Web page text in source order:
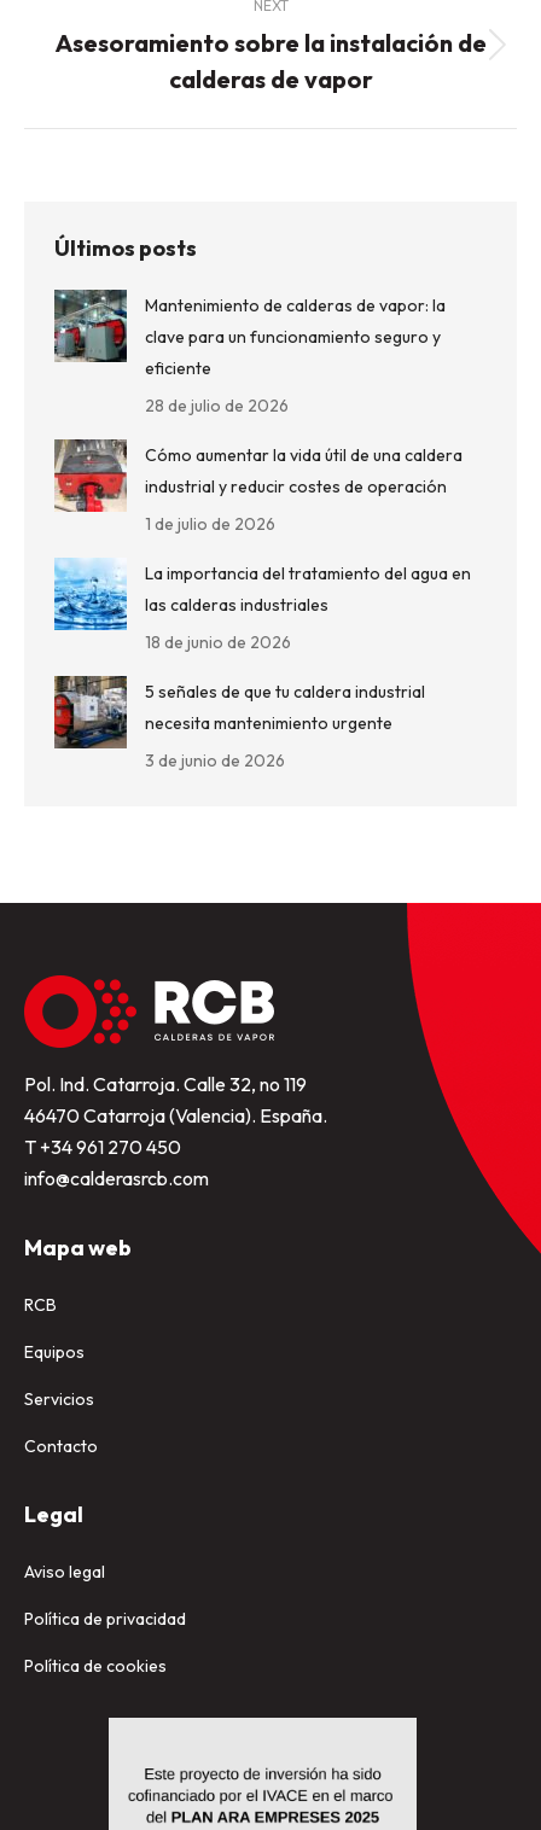
NEXT
post:
Asesoramiento sobre la instalación de
calderas de vapor
Últimos posts
Mantenimiento de calderas de vapor: la
clave para un funcionamiento seguro y
eficiente
28 de julio de 2026
Cómo aumentar la vida útil de una caldera
industrial y reducir costes de operación
1 de julio de 2026
La importancia del tratamiento del agua en
las calderas industriales
18 de junio de 2026
5 señales de que tu caldera industrial
necesita mantenimiento urgente
3 de junio de 2026
Pol. Ind. Catarroja. Calle 32, no 119
46470 Catarroja (Valencia). España.
T +34 961 270 450
info@calderasrcb.com
Mapa web
RCB
Equipos
Servicios
Contacto
Legal
Aviso legal
Política de privacidad
Política de cookies